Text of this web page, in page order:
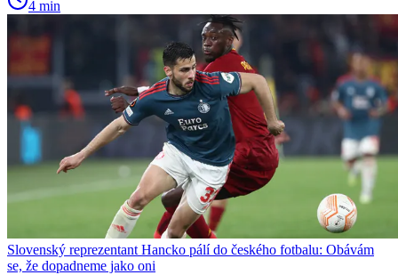
4 min
Slovenský reprezentant Hancko pálí do českého fotbalu: Obávám
se, že dopadneme jako oni